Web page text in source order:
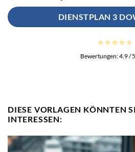
DIENSTPLAN 3
Bewertungen:4.9/
DIESE VORLAGEN KÖNNTEN
INTERESSEN: